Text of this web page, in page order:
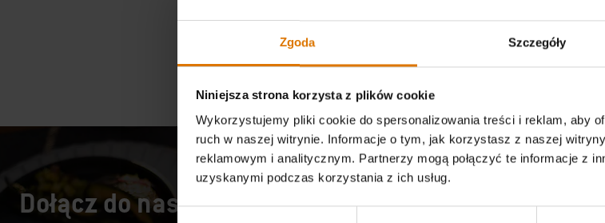
Zgoda Szczegóły
Niniejsza strona korzysta z plików cookie
Wykorzystujemy pliki cookie do spersonalizowania treści i reklam, aby
ruch w naszej witrynie. Informacje o tym, jak korzystasz z naszej
reklamowym i analitycznym. Partnerzy mogą połączyć te informacje z
uzyskanymi podczas korzystania z ich usług.
Wybór
Dołącz do naszej społeczności
Wysyłane pocztą elektroniczną